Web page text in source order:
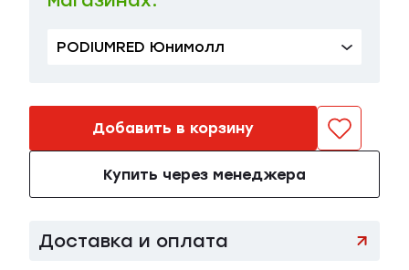
PODIUMRED Юнимолл
Добавить в корзину
Купить через менеджера
Доставка и оплата